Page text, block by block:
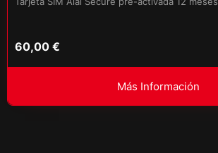
60,00 €
Más Información